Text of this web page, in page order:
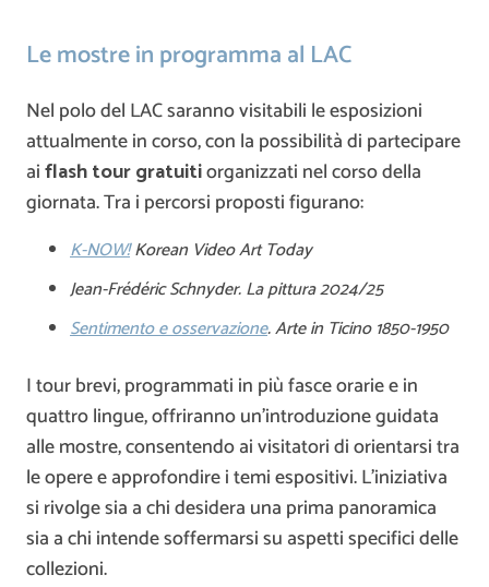
Le mostre in programma al LAC
Nel polo del LAC saranno visitabili le esposizioni
attualmente in corso, con la possibilità di partecipare
aiflash tour gratuitiorganizzati nel corso della
giornata. Tra i percorsi proposti figurano:
K-NOW!Korean Video Art Today
Jean-Frédéric Schnyder. La pittura 2024/25
Sentimento e osservazione. Arte in Ticino 1850-1950
I tour brevi, programmati in più fasce orarie e in
quattro lingue, offriranno un’introduzione guidata
alle mostre, consentendo ai visitatori di orientarsi tra
le opere e approfondire i temi espositivi. L’iniziativa
si rivolge sia a chi desidera una prima panoramica
sia a chi intende soffermarsi su aspetti specifici delle
collezioni.